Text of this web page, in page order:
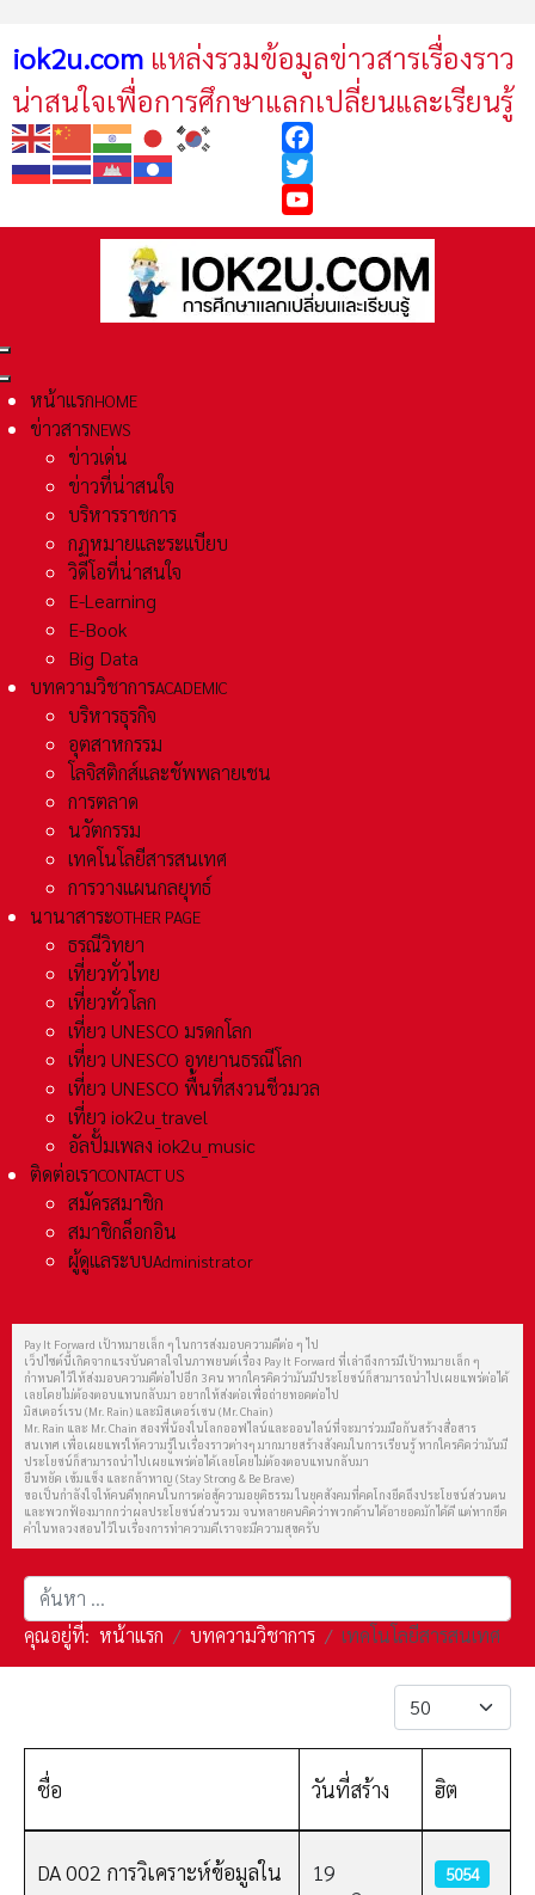
iok2u.com แหล่งรวมข้อมูลข่าวสารเรื่องราว
น่าสนใจเพื่อการศึกษาแลกเปลี่ยนและเรียนรู้
Facebook
Twitter
YouTube
หน้าแรกHOME
ข่าวสารNEWS
ข่าวเด่น
ข่าวที่น่าสนใจ
บริหารราชการ
กฏหมายและระเเบียบ
วิดีโอที่น่าสนใจ
E-Learning
E-Book
Big Data
บทความวิชาการACADEMIC
บริหารธุรกิจ
อุตสาหกรรม
โลจิสติกส์และชัพพลายเชน
การตลาด
นวัตกรรม
เทคโนโลยีสารสนเทศ
การวางแผนกลยุทธ์
นานาสาระOTHER PAGE
ธรณีวิทยา
เที่ยวทั่วไทย
เที่ยวทั่วโลก
เที่ยว UNESCO มรดกโลก
เที่ยว UNESCO อุทยานธรณีโลก
เที่ยว UNESCO พื้นที่สงวนชีวมวล
เที่ยว iok2u_travel
อัลปั้มเพลง iok2u_music
ติดต่อเราCONTACT US
สมัครสมาชิก
สมาชิกล็อกอิน
ผู้ดูแลระบบAdministrator
Pay It Forward เป้าหมายเล็ก ๆ ในการส่งมอบความดีต่อ ๆ ไป
เว็ปไซต์นี้เกิดจากแรงบันดาลใจในภาพยนต์เรื่อง Pay It Forward ที่เล่าถึงการมีเป้าหมายเล็ก ๆ
กำหนดไว้ให้ส่งมอบความดีต่อไปอีก 3 คน หากใครคิดว่ามันมีประโยชน์ก็สามารถนำไปเผยแพร่ต่อได้
เลยโดยไม่ต้องตอบแทนกลับมา อยากให้ส่งต่อเพื่อถ่ายทอดต่อไป
มิสเตอร์เรน (Mr. Rain) และมิสเตอร์เชน (Mr. Chain)
Mr. Rain และ Mr. Chain สองพี่น้องในโลกออฟไลน์และออนไลน์ที่จะมาร่วมมือกันสร้างสื่อสาร
สนเทศ เพื่อเผยแพร่ให้ความรู้ในเรื่องราวต่างๆ มากมายสร้างสังคมในการเรียนรู้ หากใครคิดว่ามันมี
ประโยชน์ก็สามารถนำไปเผยแพร่ต่อได้เลยโดยไม่ต้องตอบแทนกลับมา
ยืนหยัด เข้มแข็ง และกล้าหาญ (Stay Strong & Be Brave)
ขอเป็นกำลังใจให้คนดีทุกคนในการต่อสู้ความอยุติธรรม ในยุคสังคมที่คดโกงยึดถึงประโยชน์ส่วนตน
และพวกฟ้องมากกว่าผลประโยชน์ส่วนรวม จนหลายคนคิดว่าพวกด้านได้อายอดมักได้ดี แต่หากยึด
คำในหลวงสอนไว้ในเรื่องการทำความดีเราจะมีความสุขครับ
การค้นหา
คุณอยู่ที่: หน้าแรก บทความวิชาการ เทคโนโลยีสารสนเทศ
แสดง #
ชื่อ วันที่สร้าง ฮิต
DA 002 การวิเคราะห์ข้อมูลใน
19
5054